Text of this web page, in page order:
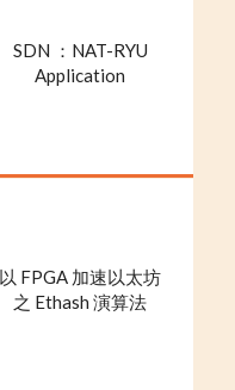
SDN ：NAT-RYU
Application
以 FPGA 加速以太坊
之 Ethash 演算法